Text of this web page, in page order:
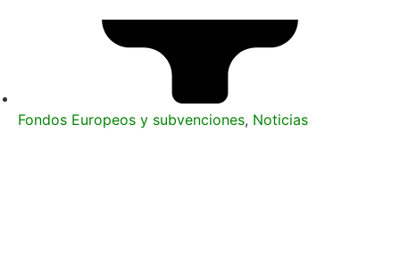
Fondos Europeos y subvenciones, Noticias